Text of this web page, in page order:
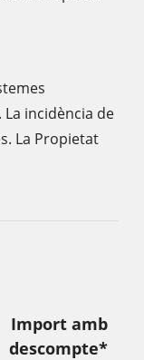
La incidència de
La Propietat
Import amb
descompte*